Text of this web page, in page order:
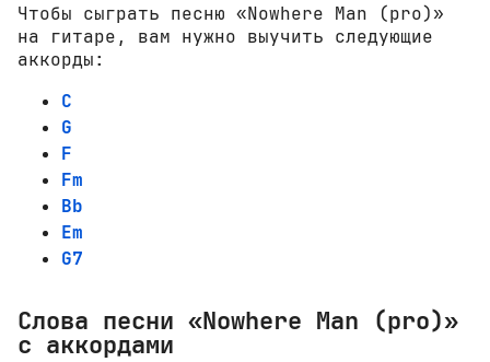
Чтобы сыграть песню «Nowhere Man (pro)»
на гитаре, вам нужно выучить следующие
аккорды:
C
G
F
Fm
Bb
Em
G7
Слова песни «Nowhere Man (pro)»
с аккордами